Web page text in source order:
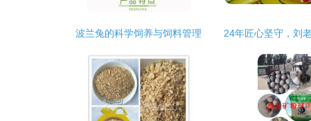
波兰兔的科学饲养与饲料管理